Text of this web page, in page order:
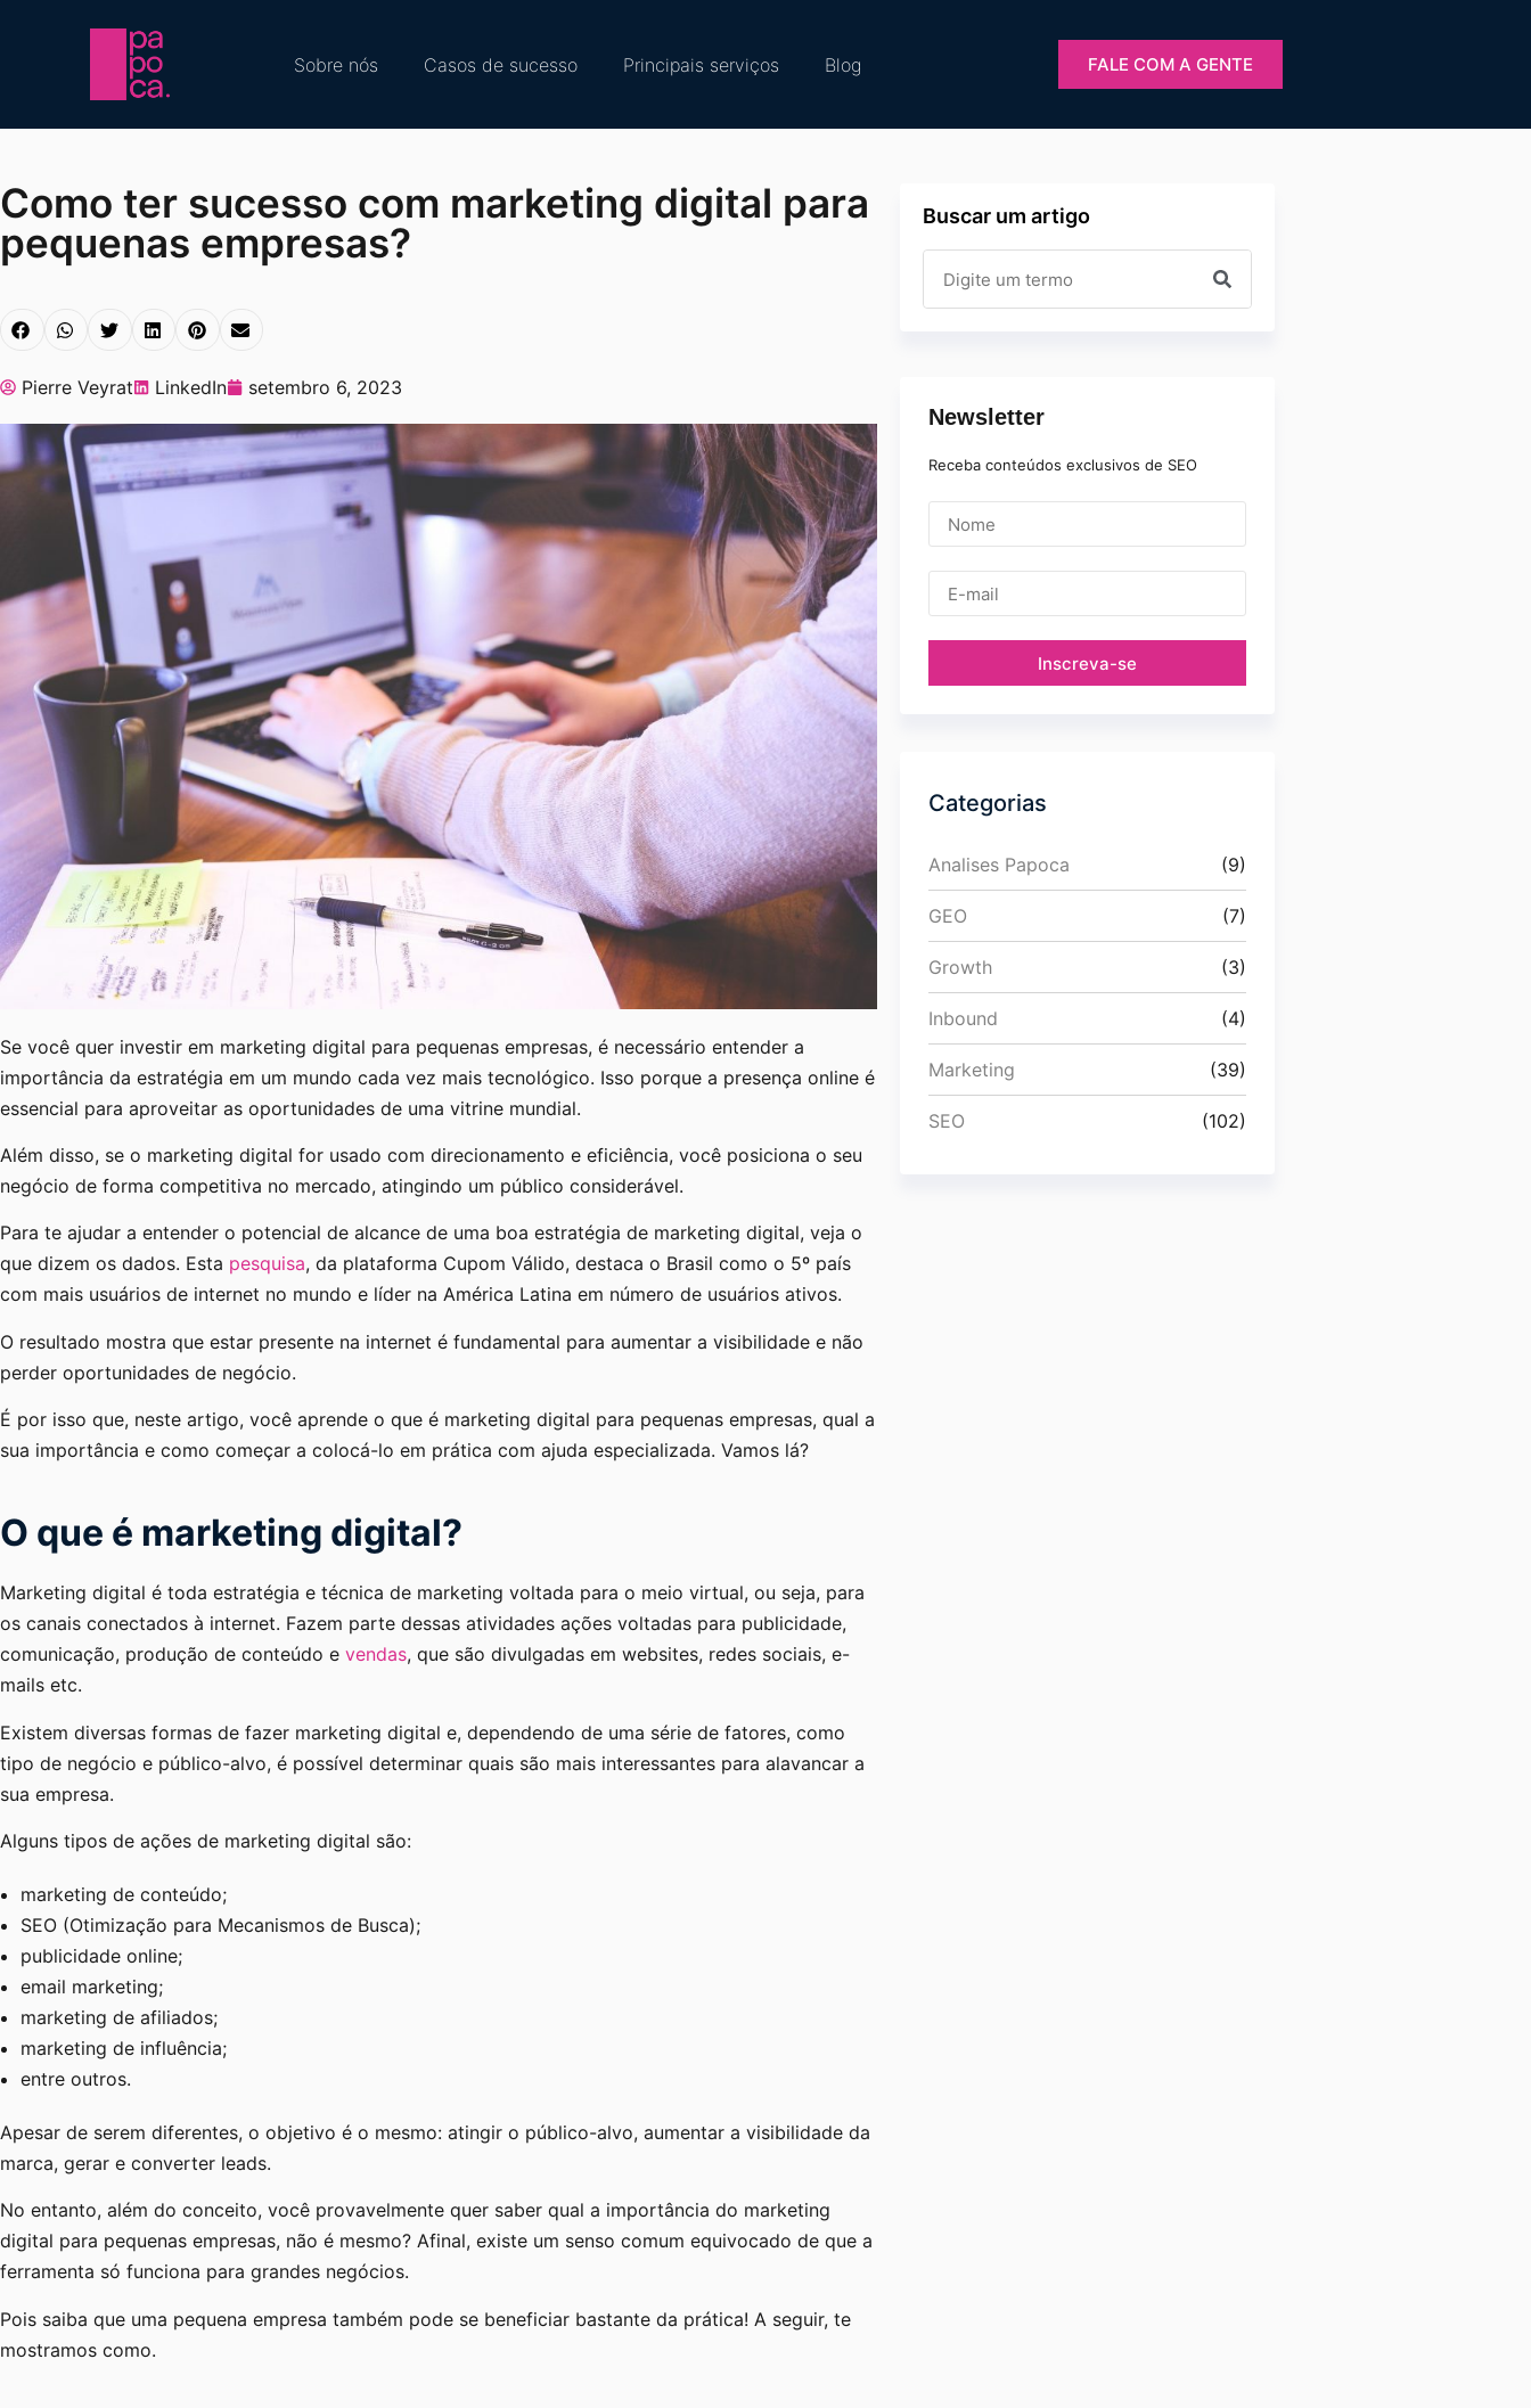
Sobre nós Casos de sucesso Principais serviços Blog FALE COM A GENTE
Como ter sucesso com marketing digital para
pequenas empresas?
Pierre Veyrat LinkedIn setembro 6, 2023
Se você quer investir em marketing digital para pequenas empresas, é necessário entender a
importância da estratégia em um mundo cada vez mais tecnológico. Isso porque a presença online é
essencial para aproveitar as oportunidades de uma vitrine mundial.
Além disso, se o marketing digital for usado com direcionamento e eficiência, você posiciona o seu
negócio de forma competitiva no mercado, atingindo um público considerável.
Para te ajudar a entender o potencial de alcance de uma boa estratégia de marketing digital, veja o
que dizem os dados. Esta pesquisa, da plataforma Cupom Válido, destaca o Brasil como o 5º país
com mais usuários de internet no mundo e líder na América Latina em número de usuários ativos.
O resultado mostra que estar presente na internet é fundamental para aumentar a visibilidade e não
perder oportunidades de negócio.
É por isso que, neste artigo, você aprende o que é marketing digital para pequenas empresas, qual a
sua importância e como começar a colocá-lo em prática com ajuda especializada. Vamos lá?
O que é marketing digital?
Marketing digital é toda estratégia e técnica de marketing voltada para o meio virtual, ou seja, para
os canais conectados à internet. Fazem parte dessas atividades ações voltadas para publicidade,
comunicação, produção de conteúdo e vendas, que são divulgadas em websites, redes sociais, e-
mails etc.
Existem diversas formas de fazer marketing digital e, dependendo de uma série de fatores, como
tipo de negócio e público-alvo, é possível determinar quais são mais interessantes para alavancar a
sua empresa.
Alguns tipos de ações de marketing digital são:
marketing de conteúdo;
SEO (Otimização para Mecanismos de Busca);
publicidade online;
email marketing;
marketing de afiliados;
marketing de influência;
entre outros.
Apesar de serem diferentes, o objetivo é o mesmo: atingir o público-alvo, aumentar a visibilidade da
marca, gerar e converter leads.
No entanto, além do conceito, você provavelmente quer saber qual a importância do marketing
digital para pequenas empresas, não é mesmo? Afinal, existe um senso comum equivocado de que a
ferramenta só funciona para grandes negócios.
Pois saiba que uma pequena empresa também pode se beneficiar bastante da prática! A seguir, te
mostramos como.
Buscar um artigo
Newsletter
Receba conteúdos exclusivos de SEO
Inscreva-se
Categorias
Analises Papoca (9)
GEO (7)
Growth (3)
Inbound (4)
Marketing (39)
SEO (102)